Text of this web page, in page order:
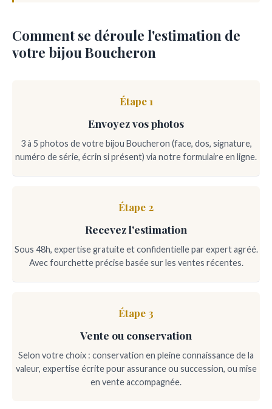
Comment se déroule l'estimation de
votre bijou Boucheron
Étape 1
Envoyez vos photos
3 à 5 photos de votre bijou Boucheron (face, dos, signature,
numéro de série, écrin si présent) via notre formulaire en ligne.
Étape 2
Recevez l'estimation
Sous 48h, expertise gratuite et confidentielle par expert agréé.
Avec fourchette précise basée sur les ventes récentes.
Étape 3
Vente ou conservation
Selon votre choix : conservation en pleine connaissance de la
valeur, expertise écrite pour assurance ou succession, ou mise
en vente accompagnée.